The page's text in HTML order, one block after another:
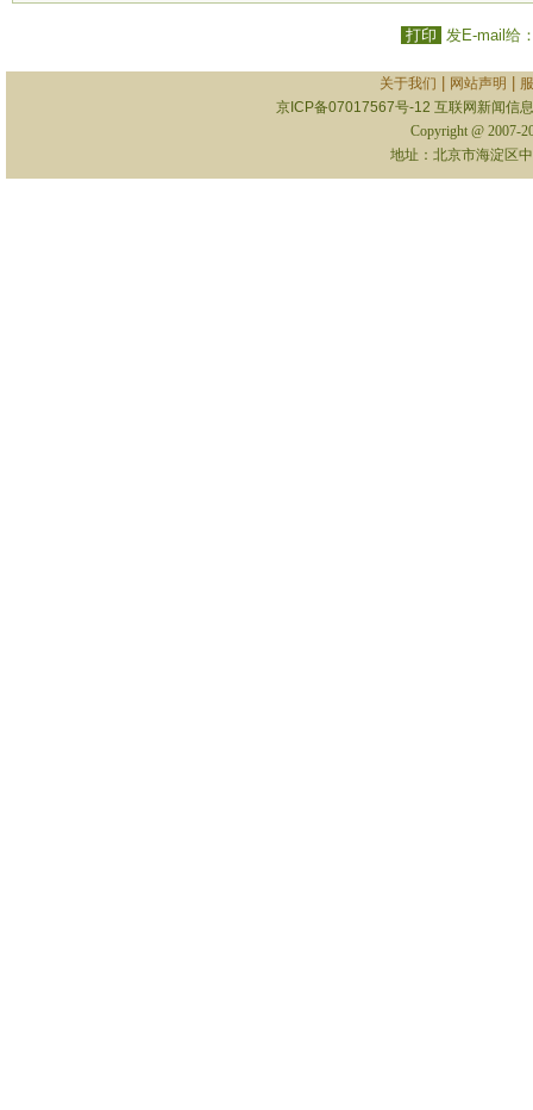
打印 发E-mail给
关于我们 网站声明
京ICP备07017567号-12 互联网新闻信
Copyright @ 2007-
地址：北京市海淀区